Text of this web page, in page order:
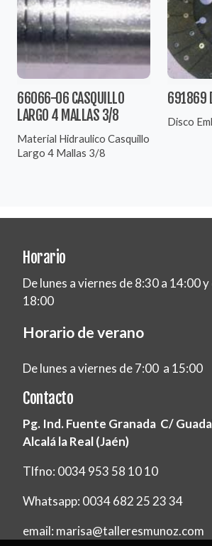
66066-06 CASQUILLO
LARGO 4 MALLAS 3/8
Material Hidraulico Casquillo
Largo 4 Mallas 3/8
691869
Disco
Horario
De lunes a viernes de 8:30 a 14:00
18:00
Horario de verano
De lunes a viernes de 7:00 a 15:00
Contacto
Pg. Ind. Fuente Granada C/
Alcalá la Real (Jaén)
Tlfno: 0034 953 58 10 10
Whatsapp: 0034 682 25 23 34
email: marisa@talleresmunoz.com